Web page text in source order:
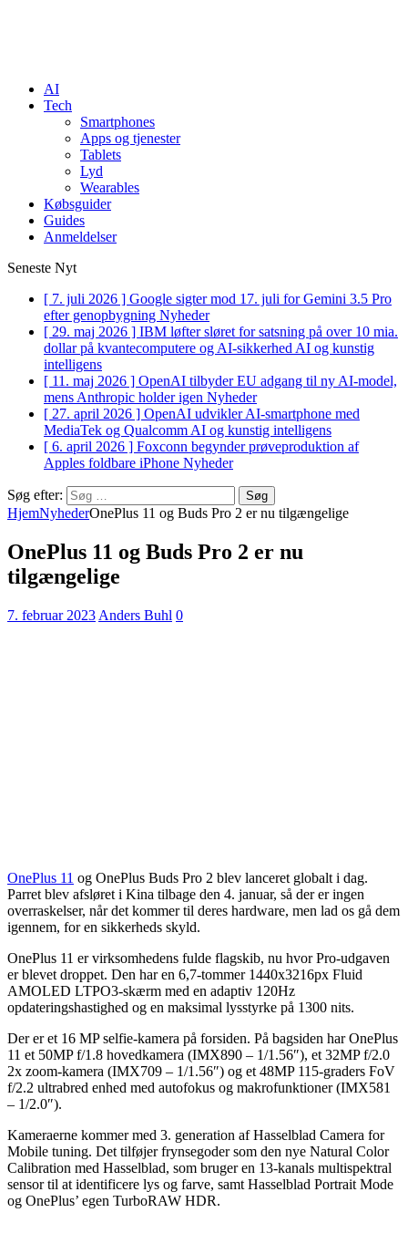
AI
Tech
Smartphones
Apps og tjenester
Tablets
Lyd
Wearables
Købsguider
Guides
Anmeldelser
Seneste Nyt
[ 7. juli 2026 ] Google sigter mod 17. juli for Gemini 3.5 Pro
efter genopbygning Nyheder
[ 29. maj 2026 ] IBM løfter sløret for satsning på over 10 mia.
dollar på kvantecomputere og AI-sikkerhed AI og kunstig
intelligens
[ 11. maj 2026 ] OpenAI tilbyder EU adgang til ny AI-model,
mens Anthropic holder igen Nyheder
[ 27. april 2026 ] OpenAI udvikler AI-smartphone med
MediaTek og Qualcomm AI og kunstig intelligens
[ 6. april 2026 ] Foxconn begynder prøveproduktion af
Apples foldbare iPhone Nyheder
Søg efter:
HjemNyhederOnePlus 11 og Buds Pro 2 er nu tilgængelige
OnePlus 11 og Buds Pro 2 er nu
tilgængelige
7. februar 2023 Anders Buhl 0
OnePlus 11 og OnePlus Buds Pro 2 blev lanceret globalt i dag.
Parret blev afsløret i Kina tilbage den 4. januar, så der er ingen
overraskelser, når det kommer til deres hardware, men lad os gå dem
igennem, for en sikkerheds skyld.
OnePlus 11 er virksomhedens fulde flagskib, nu hvor Pro-udgaven
er blevet droppet. Den har en 6,7-tommer 1440x3216px Fluid
AMOLED LTPO3-skærm med en adaptiv 120Hz
opdateringshastighed og en maksimal lysstyrke på 1300 nits.
Der er et 16 MP selfie-kamera på forsiden. På bagsiden har OnePlus
11 et 50MP f/1.8 hovedkamera (IMX890 – 1/1.56″), et 32MP f/2.0
2x zoom-kamera (IMX709 – 1/1.56″) og et 48MP 115-graders FoV
f/2.2 ultrabred enhed med autofokus og makrofunktioner (IMX581
– 1/2.0″).
Kameraerne kommer med 3. generation af Hasselblad Camera for
Mobile tuning. Det tilføjer frynsegoder som den nye Natural Color
Calibration med Hasselblad, som bruger en 13-kanals multispektral
sensor til at identificere lys og farve, samt Hasselblad Portrait Mode
og OnePlus’ egen TurboRAW HDR.